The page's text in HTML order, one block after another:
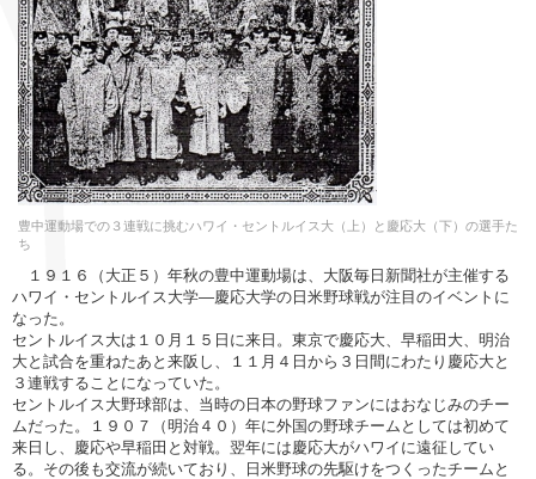
豊中運動場での３連戦に挑むハワイ・セントルイス大（上）と慶応大（下）の選手た
ち
１９１６（大正５）年秋の豊中運動場は、大阪毎日新聞社が主催する
ハワイ・セントルイス大学―慶応大学の日米野球戦が注目のイベントに
なった。
セントルイス大は１０月１５日に来日。東京で慶応大、早稲田大、明治
大と試合を重ねたあと来阪し、１１月４日から３日間にわたり慶応大と
３連戦することになっていた。
セントルイス大野球部は、当時の日本の野球ファンにはおなじみのチー
ムだった。１９０７（明治４０）年に外国の野球チームとしては初めて
来日し、慶応や早稲田と対戦。翌年には慶応大がハワイに遠征してい
る。その後も交流が続いており、日米野球の先駆けをつくったチームと